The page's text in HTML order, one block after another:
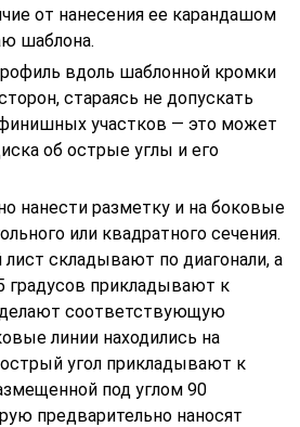
от нанесения ее карандашом
шаблона.
вдоль шаблонной кромки
стараясь не допускать
финишных участков — это может
об острые углы и его
нанести разметку и на боковые
или квадратного сечения.
складывают по диагонали, а
градусов прикладывают к
соответствующую
линии находились на
угол прикладывают к
под углом 90
предварительно наносят